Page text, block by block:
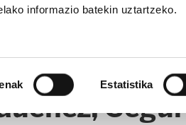
informazio batekin uztartzeko.
Estatistika